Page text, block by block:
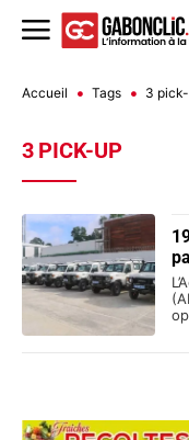
Accueil Tags 3
3 PICK-UP